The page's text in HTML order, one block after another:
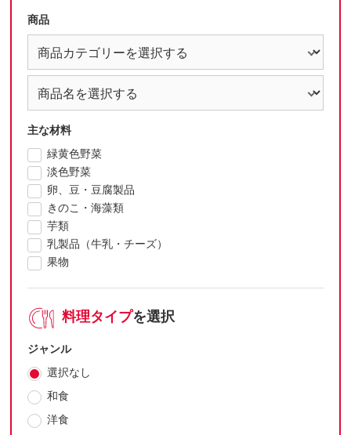
商品
主な材料
緑黄色野菜
淡色野菜
卵、豆・豆腐製品
きのこ・海藻類
芋類
乳製品（牛乳・チーズ）
果物
料理タイプを選択
ジャンル
選択なし
和食
洋食